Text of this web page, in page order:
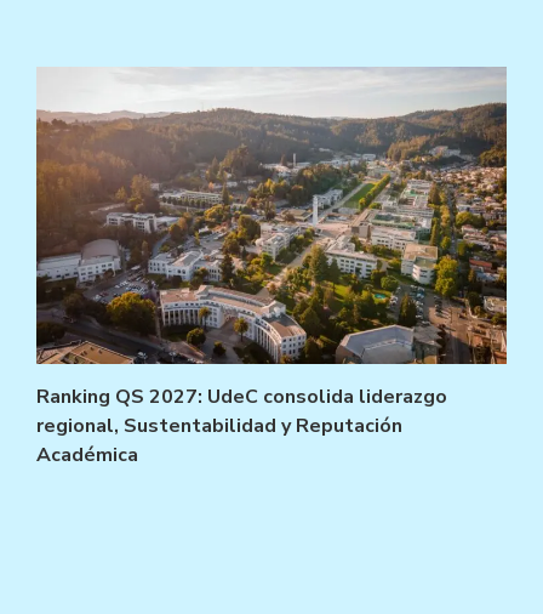
Ranking QS 2027: UdeC consolida liderazgo
regional, Sustentabilidad y Reputación
Académica